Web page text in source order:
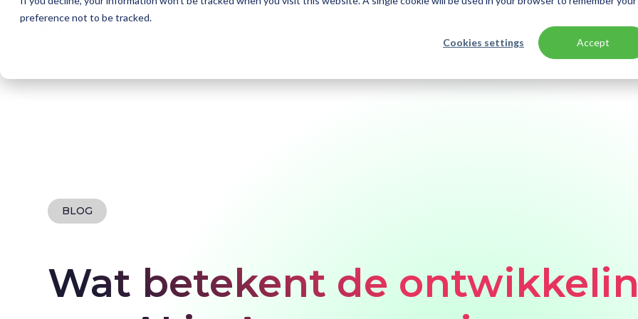
preference not to be tracked.
Cookies settings Accept
BLOG
Wat betekent de